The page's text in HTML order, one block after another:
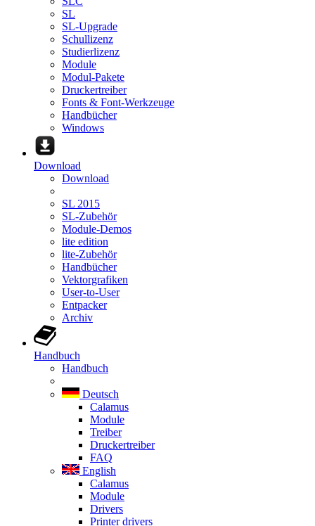
SL
SL-Upgrade
Schullizenz
Studierlizenz
Module
Modul-Pakete
Druckertreiber
Fonts & Font-Werkzeuge
Handbücher
Windows
Download
Download
SL 2015
SL-Zubehör
Module-Demos
lite edition
lite-Zubehör
Handbücher
Vektorgrafiken
User-to-User
Entpacker
Archiv
Handbuch
Handbuch
Deutsch
Calamus
Module
Treiber
Druckertreiber
FAQ
English
Calamus
Module
Drivers
Printer drivers